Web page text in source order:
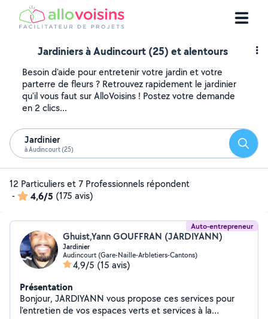
Jardiniers à Audincourt (25) et alentours
Besoin d'aide pour entretenir votre jardin et votre
parterre de fleurs ? Retrouvez rapidement le jardinier
qu'il vous faut sur AlloVoisins ! Postez votre demande
en 2 clics...
Jardinier
à Audincourt (25)
12 Particuliers et 7 Professionnels répondent
-
4,6/5 (175 avis)
Auto-entrepreneur
Ghuist,Yann GOUFFRAN (JARDIYANN)
Jardinier
Audincourt (Gare-Naille-Arbletiers-Cantons)
4,9/5 (15 avis)
Présentation
Bonjour, JARDIYANN vous propose ces services pour
l'entretien de vos espaces verts et services à la